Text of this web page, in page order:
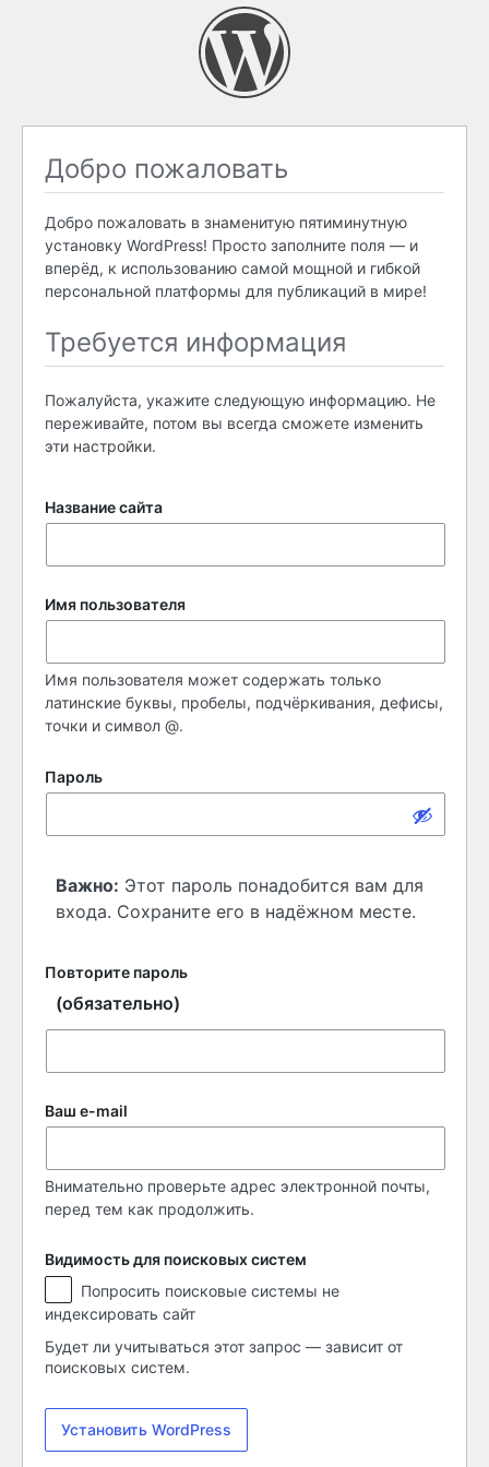
Добро пожаловать
Добро пожаловать в знаменитую пятиминутную
установку WordPress! Просто заполните поля — и
вперёд, к использованию самой мощной и гибкой
персональной платформы для публикаций в мире!
Требуется информация
Пожалуйста, укажите следующую информацию. Не
переживайте, потом вы всегда сможете изменить
эти настройки.
Название сайта
Имя пользователя
Имя пользователя может содержать только
латинские буквы, пробелы, подчёркивания, дефисы,
точки и символ @.
Пароль
Важно: Этот пароль понадобится вам для
входа. Сохраните его в надёжном месте.
Повторите пароль
(обязательно)
Ваш e-mail
Внимательно проверьте адрес электронной почты,
перед тем как продолжить.
Видимость для поисковых систем
Видимость
для
поисковых
систем
индексировать сайт
Будет ли учитываться этот запрос — зависит от
поисковых систем.